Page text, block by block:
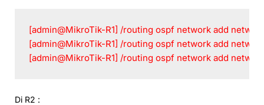
[admin@MikroTik-R1] /routing ospf network add
[admin@MikroTik-R1] /routing ospf network add
[admin@MikroTik-R1] /routing ospf network add
Di R2 :